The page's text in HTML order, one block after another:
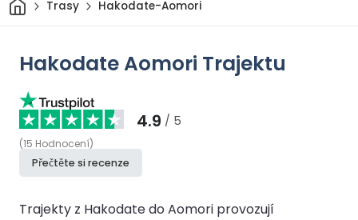
Trasy Hakodate-Aomori
Hakodate Aomori Trajektu
4.9 / 5
(15 Hodnocení)
Přečtěte si recenze
Trajekty z Hakodate do Aomori provozují